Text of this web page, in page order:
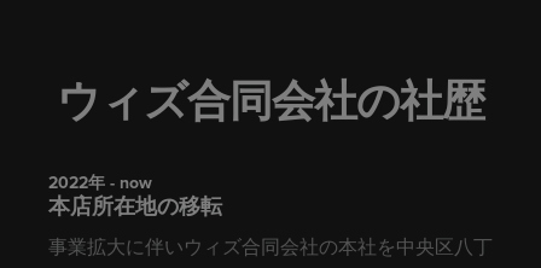
ウィズ合同会社の社歴
2022年 - now
本店所在地の移転
事業拡大に伴いウィズ合同会社の本社を中央区八丁